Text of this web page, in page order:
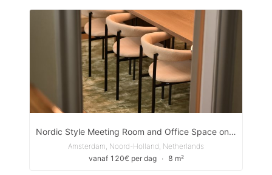
Nordic Style Meeting Room and Office Space on the Herengracht canal.
Amsterdam, Noord-Holland, Netherlands
vanaf 120€ per dag
∙ 8 m²